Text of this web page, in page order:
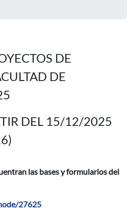
DE
DE
DEL 15/12/2025
las bases y formularios del
27625